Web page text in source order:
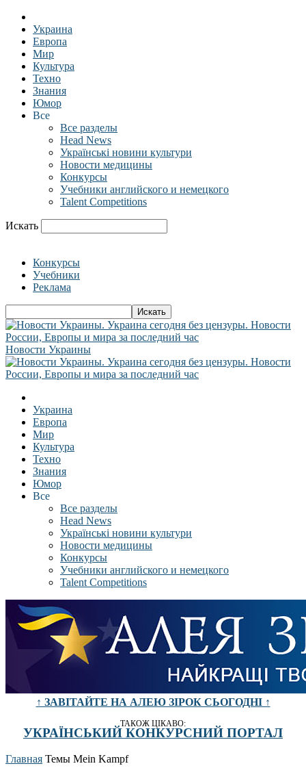
Украина
Европа
Мир
Культура
Техно
Знания
Юмор
Все
Все разделы
Head News
Українські новини культури
Новости медицины
Конкурсы
Учебники английского и немецкого
Talent Competitions
Искать
Конкурсы
Учебники
Реклама
Новости Украины
Украина
Европа
Мир
Культура
Техно
Знания
Юмор
Все
Все разделы
Head News
Українські новини культури
Новости медицины
Конкурсы
Учебники английского и немецкого
Talent Competitions
↑ ЗАВІТАЙТЕ НА АЛЕЮ ЗІРОК СЬОГОДНІ ↑
ТАКОЖ ЦІКАВО:
УКРАЇНСЬКИЙ КОНКУРСНИЙ ПОРТАЛ
Главная Темы Mein Kampf